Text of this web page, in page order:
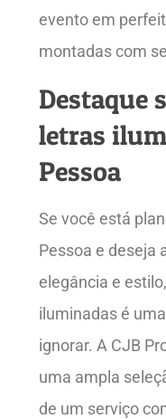
evento em
montadas com
Destaque
letras
Pessoa
Se você está
Pessoa e deseja
elegância e
iluminadas é
ignorar. A CJB
uma ampla
de um serviço